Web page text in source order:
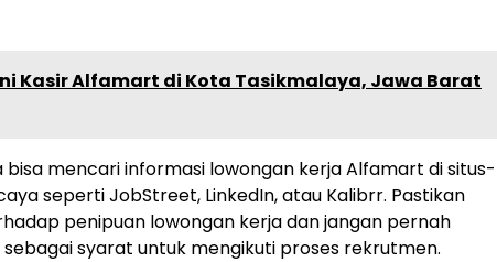
Kasir Alfamart di Kota Tasikmalaya, Jawa Barat
mencari informasi lowongan kerja Alfamart di situs-
seperti JobStreet, LinkedIn, atau Kalibrr. Pastikan
penipuan lowongan kerja dan jangan pernah
syarat untuk mengikuti proses rekrutmen.